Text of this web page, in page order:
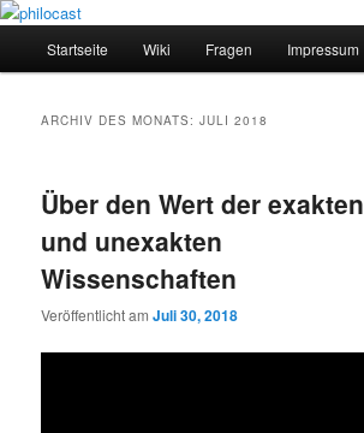
Zum
Zum
philocast
Startseite Wiki Fragen Impressum
ARCHIV DES MONATS:JULI 2018
Über den Wert der exakten
und unexakten
Wissenschaften
Veröffentlicht amJuli 30, 2018